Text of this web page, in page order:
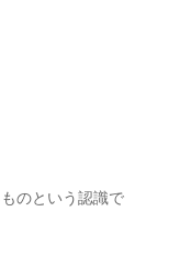
のという認識で